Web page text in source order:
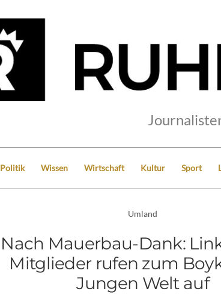
Politik Wissen Wirtschaft Kultur Sport
Umland
Nach Mauerbau-Dank:
Mitglieder rufen zum
Jungen Welt auf